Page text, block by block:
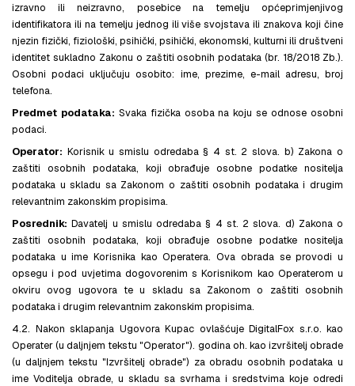
izravno ili neizravno, posebice na temelju općeprimjenjivog
identifikatora ili na temelju jednog ili više svojstava ili znakova koji čine
njezin fizički, fiziološki, psihički, psihički, ekonomski, kulturni ili društveni
identitet sukladno Zakonu o zaštiti osobnih podataka (br. 18/2018 Zb.).
Osobni podaci uključuju osobito: ime, prezime, e-mail adresu, broj
telefona.
Predmet podataka: Svaka fizička osoba na koju se odnose osobni
podaci.
Operator: Korisnik u smislu odredaba § 4 st. 2 slova. b) Zakona o
zaštiti osobnih podataka, koji obrađuje osobne podatke nositelja
podataka u skladu sa Zakonom o zaštiti osobnih podataka i drugim
relevantnim zakonskim propisima.
Posrednik: Davatelj u smislu odredaba § 4 st. 2 slova. d) Zakona o
zaštiti osobnih podataka, koji obrađuje osobne podatke nositelja
podataka u ime Korisnika kao Operatera. Ova obrada se provodi u
opsegu i pod uvjetima dogovorenim s Korisnikom kao Operaterom u
okviru ovog ugovora te u skladu sa Zakonom o zaštiti osobnih
podataka i drugim relevantnim zakonskim propisima.
4.2. Nakon sklapanja Ugovora Kupac ovlašćuje DigitalFox s.r.o. kao
Operater (u daljnjem tekstu "Operator"). godina oh. kao izvršitelj obrade
(u daljnjem tekstu "Izvršitelj obrade") za obradu osobnih podataka u
ime Voditelja obrade, u skladu sa svrhama i sredstvima koje odredi